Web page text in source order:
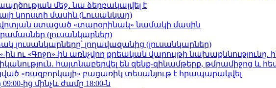
մեջ․ նա ձերբակալվել է
կորստի մասին (Լուսանկար)
ստացած «տարօրինակ» նամակի մասին
(լուսանկարներ)
լողավազանից (լուսանկարներ)
ին ու «Գոջո»-ին առնչվող քրեական վարույթի նախաքննությունը.
հայտնաբերվել են զենք-զինամթերք, թմրամիջոց և
«ռազբորկայի» բացառիկ տեսանյութ է հրապարակվել
ից մինչև ժամը 18:00-ն